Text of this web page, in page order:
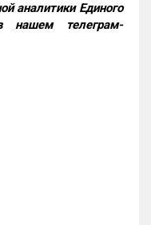
аналитики Единого
нашем телеграм-